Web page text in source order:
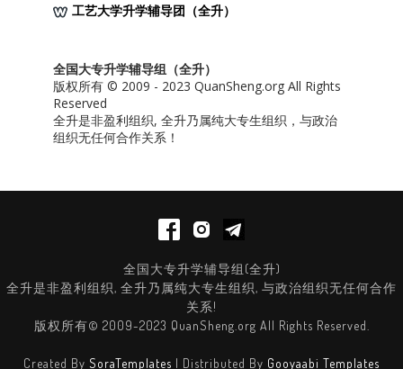
工艺大学升学辅导团（全升）
全国大专升学辅导组（全升）
版权所有 © 2009 - 2023 QuanSheng.org All Rights
Reserved
全升是非盈利组织, 全升乃属纯大专生组织，与政治
组织无任何合作关系！
全国大专升学辅导组(全升)
全升是非盈利组织, 全升乃属纯大专生组织, 与政治组织无任何合作
关系!
版权所有© 2009-2023 QuanSheng.org All Rights Reserved.
Created By SoraTemplates | Distributed By Gooyaabi Templates